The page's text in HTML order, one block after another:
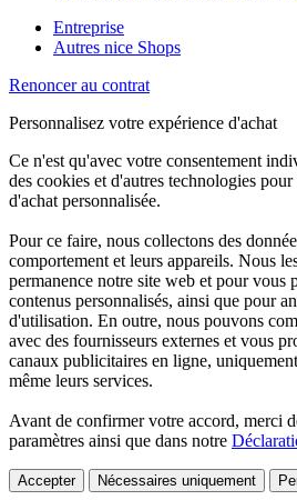
Entreprise
Autres nice Shops
Renoncer au contrat
Personnalisez votre expérience d'achat
Ce n'est qu'avec votre consentement
des cookies et d'autres technologies
d'achat personnalisée.
Pour ce faire, nous collectons des
comportement et leurs appareils. Nous
permanence notre site web et pour vous
contenus personnalisés, ainsi que pour
d'utilisation. En outre, nous pouvons
avec des fournisseurs externes et vous
canaux publicitaires en ligne,
même leurs services.
Avant de confirmer votre accord, merci
paramètres ainsi que dans notre
Accepter Nécessaires uniquement